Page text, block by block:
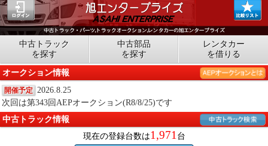
中古トラック
を探す
中古部品
を探す
レンタカー
を借りる
オークション情報
開催予定
2026.8.25
次回は第343回AEPオークション(R8/8/25)です
中古トラック情報
現在の登録台数は1,971 台